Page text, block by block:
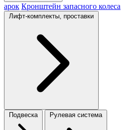
арок Кронштейн запасного колеса
Лифт-комплекты, проставки
Подвеска Рулевая система